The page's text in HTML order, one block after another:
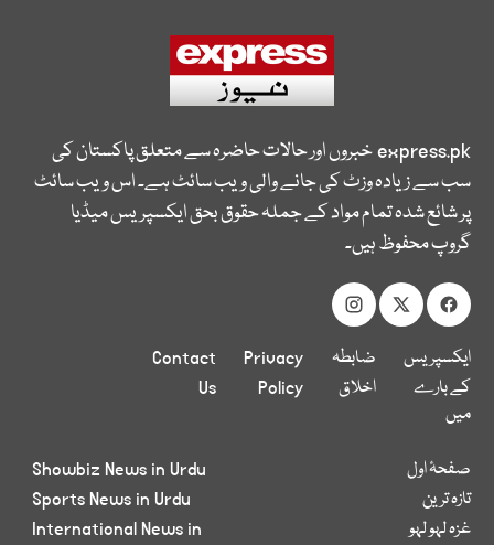
express.pkخبروں اور حالات حاضرہ سے متعلق پاکستان کی
سب سے زیادہ وزٹ کی جانے والی ویب سائٹ ہے۔ اس ویب سائٹ
پر شائع شدہ تمام مواد کے جملہ حقوق بحق ایکسپریس میڈیا
گروپ محفوظ ہیں۔
ایکسپریس
کے بارے
میں
ضابطہ
اخلاق
Privacy
Policy
Contact
Us
صفحۂ اول
تازہ ترین
غزہ لہو لہو
Showbiz News in Urdu
Sports News in Urdu
International News in